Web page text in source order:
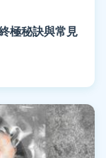
極秘訣與常見